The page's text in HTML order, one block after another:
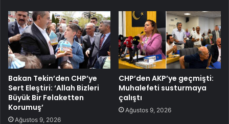
Bakan Tekin’den CHP’ye
Sert Eleştiri: ‘Allah Bizleri
Büyük Bir Felaketten
Korumuş’
Ağustos 9, 2026
CHP’den AKP’ye geçmişti:
Muhalefeti susturmaya
çalıştı
Ağustos 9, 2026